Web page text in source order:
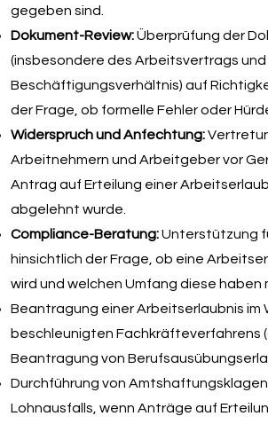
gegeben sind.
Dokument-Review:Überprüfung der
(insbesondere des Arbeitsvertrags und
Beschäftigungsverhältnis) auf
der Frage, ob formelle Fehler oder
Widerspruch und Anfechtung:
Arbeitnehmern und Arbeitgeber vor
Antrag auf Erteilung einer
abgelehnt wurde.
Compliance-Beratung:Unterstützung
hinsichtlich der Frage, ob eine
wird und welchen Umfang diese haben
Beantragung einer Arbeitserlaubnis im
beschleunigten Fachkräfteverfahrens
Beantragung von
Durchführung von
Lohnausfalls, wenn Anträge auf